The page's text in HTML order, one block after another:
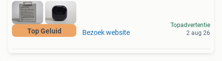
Top Geluid Bezoek website
Topadvertentie
2 aug 26